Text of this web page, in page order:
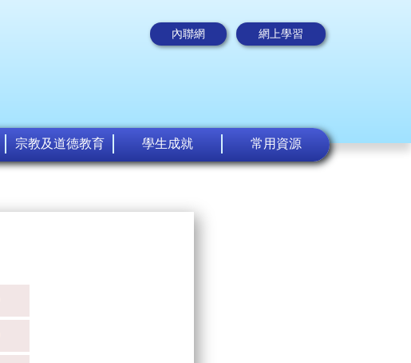
內聯網 網上學習
宗教及道德教育 學生成就 常用資源